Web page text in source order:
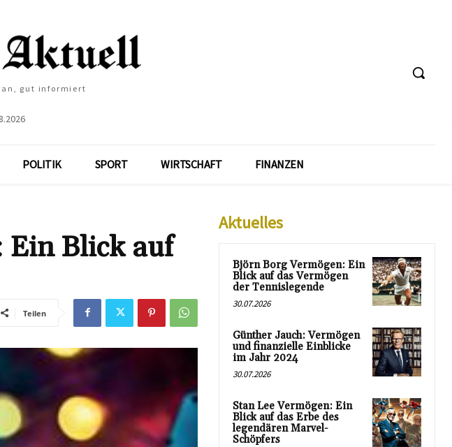
gut informiert
POLITIK SPORT WIRTSCHAFT FINANZEN
Ein Blick auf
Teilen
Aktuelles
Björn Borg Vermögen: Ein
Blick auf das Vermögen
der Tennislegende
30.07.2026
Günther Jauch: Vermögen
und finanzielle Einblicke
im Jahr 2024
30.07.2026
Stan Lee Vermögen: Ein
Blick auf das Erbe des
legendären Marvel-
Schöpfers